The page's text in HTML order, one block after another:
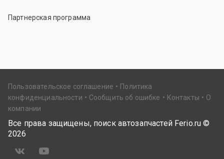
Партнерская программа
Пользовательское соглашение
Политика
конфиденциальности
Сообщить об ошибке Контакты
О
компании
Все права защищены, поиск автозапчастей Ferio.ru ©
2026